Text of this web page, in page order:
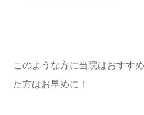
このような方に当院はおすす
た方はお早めに！